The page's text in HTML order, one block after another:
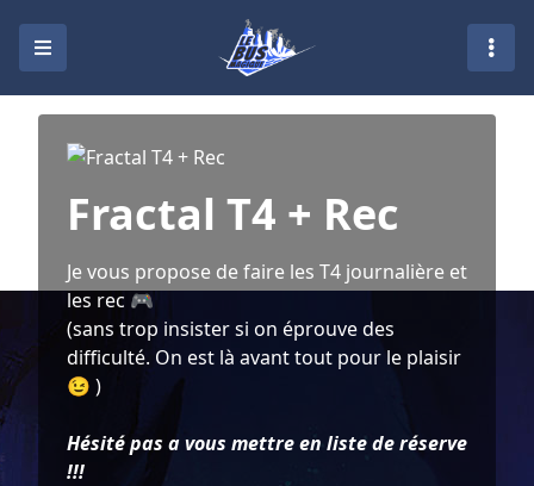
Fractal T4 + Rec
Je vous propose de faire les T4 journalière et
les rec 🎮
(sans trop insister si on éprouve des
difficulté. On est là avant tout pour le plaisir
😉 )
Hésité pas a vous mettre en liste de réserve
!!!